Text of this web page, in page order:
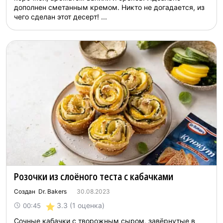
дополнен сметанным кремом. Никто не догадается, из
чего сделан этот десерт! ...
Розочки из слоёного теста с кабачками
Создан Dr. Bakers 30.08.2023
00:45 3.3 (1 оценка)
Сочные кабачки с творожным сыром, завёрнутые в